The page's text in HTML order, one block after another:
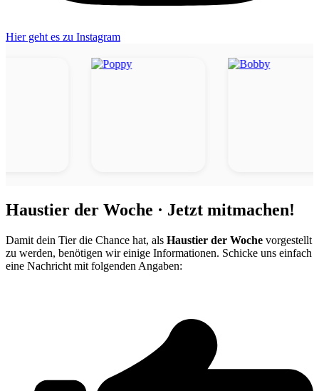
Hier geht es zu Instagram
Haustier der Woche · Jetzt mitmachen!
Damit dein Tier die Chance hat, als Haustier der Woche vorgestellt
zu werden, benötigen wir einige Informationen. Schicke uns einfach
eine Nachricht mit folgenden Angaben: